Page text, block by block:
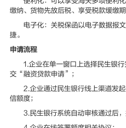
缴纳、货物先放后税、享受税款缓缴期
电子化：关税保函以电子数据报文
捷。
申请流程
1.企业在单一窗口上选择民生银行
交“融资贷款申请”；
2.企业通过民生银行线上渠道发起
信额度；
3.民生银行系统自动审核通过后，